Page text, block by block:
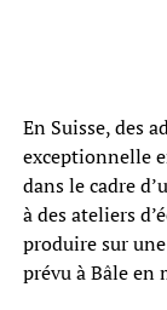
En Suisse, des
exceptionnelle
dans le cadre
à des ateliers
produire sur
prévu à Bâle en